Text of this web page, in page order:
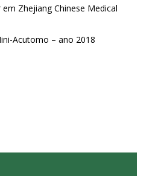
Zhejiang Chinese Medical
Acutomo – ano 2018